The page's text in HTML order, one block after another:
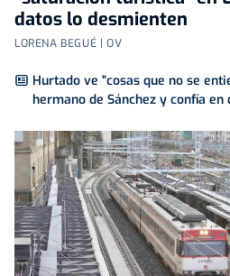
datos lo desmienten
LORENA BEGUÉ | OV
Hurtado ve "cosas que no se
hermano de Sánchez y confía